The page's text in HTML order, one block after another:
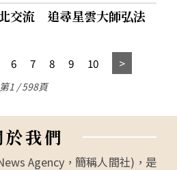
交流 追尋星雲大師弘法
6 7 8 9 10
第1 / 598頁
於我們
Agency，簡稱人間社)，是